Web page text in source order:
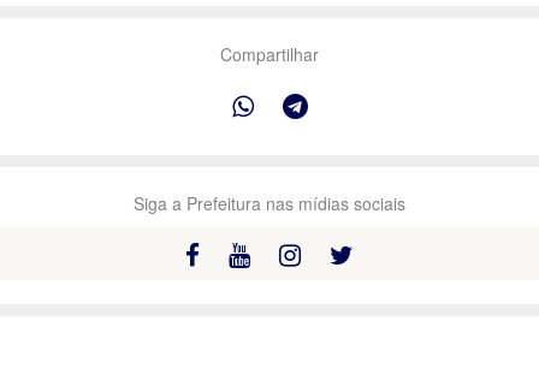
Compartilhar
Siga a Prefeitura nas mídias sociais